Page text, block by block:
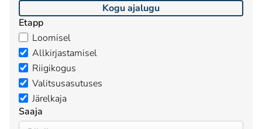
Kogu ajalugu
Etapp
Loomisel
Allkirjastamisel
Riigikogus
Valitsusasutuses
Järelkaja
Saaja